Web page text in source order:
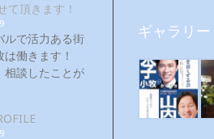
て頂きます！
ルで活力ある街
は働きます！
相談したことが
ギャラリー